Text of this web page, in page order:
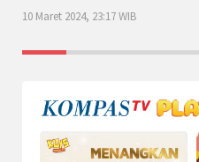
10 Maret 2024, 23:17 WIB